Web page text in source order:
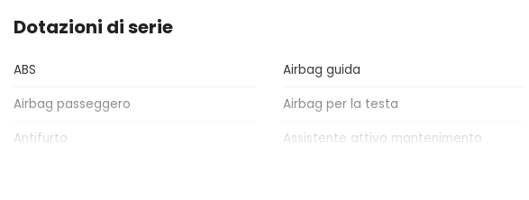
Dotazioni di serie
ABS Airbag guida
Airbag passeggero
Airbag per la testa
Antifurto
Assistente attivo mantenimento